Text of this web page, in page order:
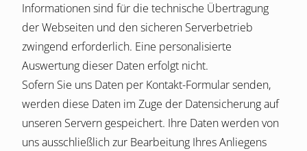
Informationen sind für die technische Übertragung
der Webseiten und den sicheren Serverbetrieb
zwingend erforderlich. Eine personalisierte
Auswertung dieser Daten erfolgt nicht.
Sofern Sie uns Daten per Kontakt-Formular senden,
werden diese Daten im Zuge der Datensicherung auf
unseren Servern gespeichert. Ihre Daten werden von
uns ausschließlich zur Bearbeitung Ihres Anliegens